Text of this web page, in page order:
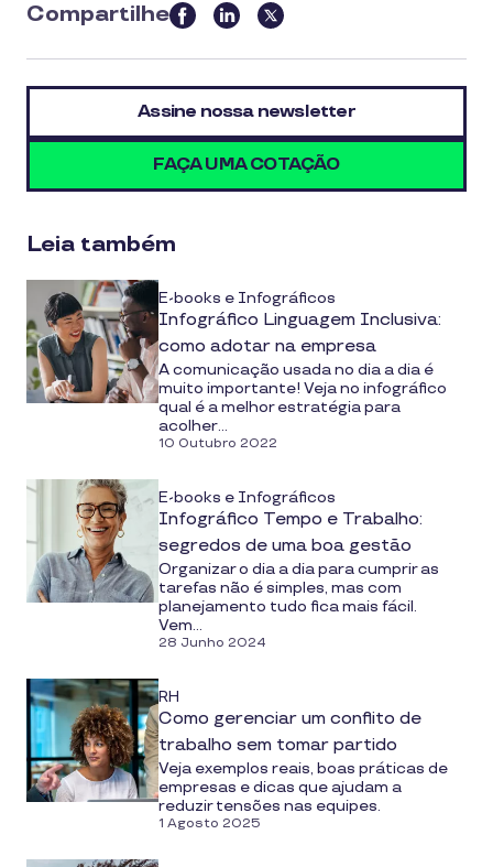
Compartilhe
this
article
on
media
Assine nossa newsletter
FAÇA UMA COTAÇÃO
Leia também
E-books e Infográficos
Infográfico Linguagem Inclusiva:
como adotar na empresa
A comunicação usada no dia a dia é
muito importante! Veja no infográfico
qual é a melhor estratégia para
acolher...
10 Outubro 2022
E-books e Infográficos
Infográfico Tempo e Trabalho:
segredos de uma boa gestão
Organizar o dia a dia para cumprir as
tarefas não é simples, mas com
planejamento tudo fica mais fácil.
Vem...
28 Junho 2024
RH
Como gerenciar um conflito de
trabalho sem tomar partido
Veja exemplos reais, boas práticas de
empresas e dicas que ajudam a
reduzir tensões nas equipes.
1 Agosto 2025